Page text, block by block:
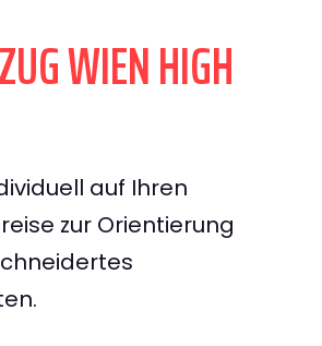
WIEN HIGH
auf Ihren
zur Orientierung